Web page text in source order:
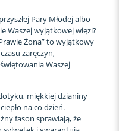
Pary Młodej albo
Waszej wyjątkowej więzi?
Żona” to wyjątkowy
zaręczyn,
Waszej
miękkiej dzianiny
na co dzień.
fason sprawiają, że